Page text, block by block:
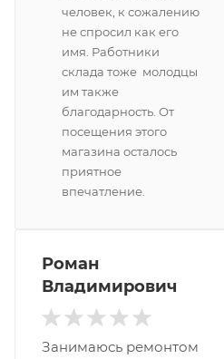
человек, к сожалению
не спросил как его
имя. Работники
склада тоже молодцы
им также
благодарность. От
посещения этого
магазина осталось
приятное
впечатление.
Роман
Владимирович
Занимаюсь ремонтом